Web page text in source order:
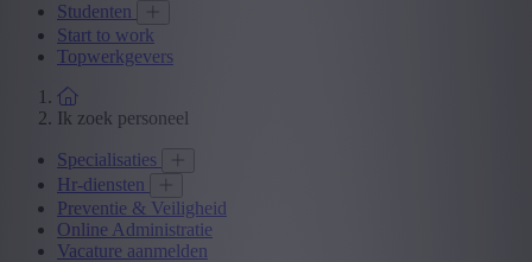
Studenten
Start to work
Topwerkgevers
Ik zoek personeel
Specialisaties
Hr-diensten
Preventie & Veiligheid
Online Administratie
Vacature aanmelden